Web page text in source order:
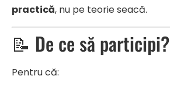
practică, nu pe teorie seacă.
📝 De ce să participi?
Pentru că: